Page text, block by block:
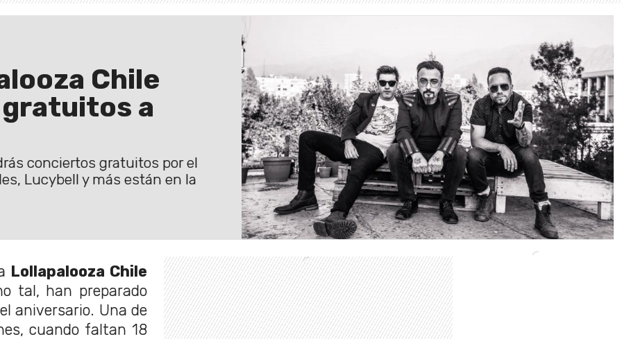
Chile
a
conciertos gratuitos por el
Lucybell y más están en la
Lollapalooza Chile
tal, han preparado
aniversario. Una de
cuando faltan 18